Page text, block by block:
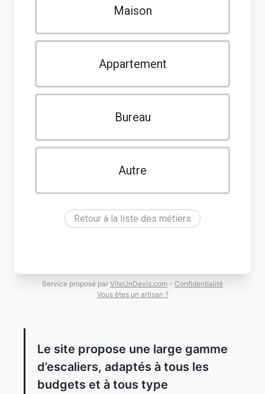
Maison
Appartement
Bureau
Autre
Retour à la liste des métiers
Service proposé par ViteUnDevis.com - Confidentialité
Vous êtes un artisan ?
Le site propose une large gamme
d’escaliers, adaptés à tous les
budgets et à tous type